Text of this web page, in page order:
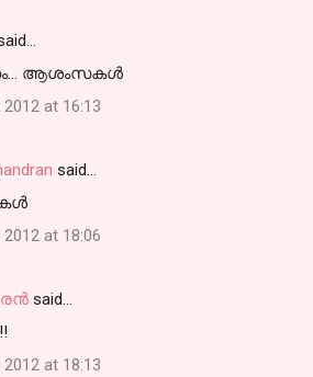
ആശംസകൾ
at 16:13
said…
at 18:06
said…
at 18:13